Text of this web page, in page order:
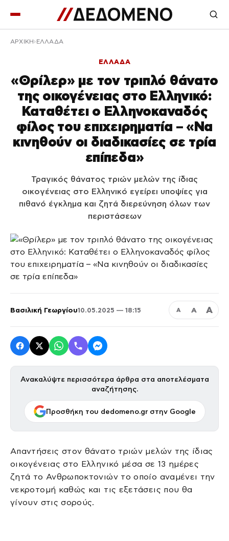
ΑΡΧΙΚΉ ΕΛΛΑΔΑ
ΕΛΛΑΔΑ
«Θρίλερ» με τον τριπλό θάνατο
της οικογένειας στο Ελληνικό:
Καταθέτει ο Ελληνοκαναδός
φίλος του επιχειρηματία – «Να
κινηθούν οι διαδικασίες σε τρία
επίπεδα»
Τραγικός θάνατος τριών μελών της ίδιας
οικογένειας στο Ελληνικό εγείρει υποψίες για
πιθανό έγκλημα και ζητά διερεύνηση όλων των
περιστάσεων
Βασιλική Γεωργίου10.05.2025 — 18:15 Α Α Α
Ανακαλύψτε περισσότερα άρθρα στα αποτελέσματα
αναζήτησης.
Προσθήκη του dedomeno.gr στην Google
Απαντήσεις στον θάνατο τριών μελών της ίδιας
οικογένειας στο Ελληνικό μέσα σε 13 ημέρες
ζητά το Ανθρωποκτονιών το οποίο αναμένει την
νεκροτομή καθώς και τις εξετάσεις που θα
γίνουν στις σορούς.